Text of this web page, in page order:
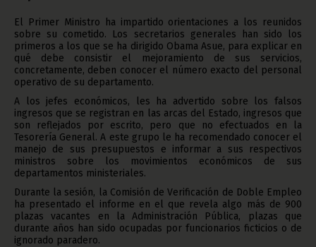
El Primer Ministro ha impartido orientaciones a los reunidos
sobre su cometido. Los secretarios generales han sido los
primeros a los que se ha dirigido Obama Asue, para explicar en
qué debe consistir el mejoramiento de sus servicios,
concretamente, deben conocer el número exacto del personal
operativo de su departamento.
A los jefes económicos, les ha advertido sobre los falsos
ingresos que se registran en las arcas del Estado, ingresos que
son reflejados por escrito, pero que no efectuados en la
Tesorería General. A este grupo le ha recomendado conocer el
manejo de sus presupuestos e informar a sus respectivos
ministros sobre los movimientos económicos de sus
departamentos ministeriales.
Durante la sesión, la Comisión de Verificación de Doble Empleo
ha presentado el informe en el que revela algo más de 900
plazas vacantes en la Administración Pública, plazas que
durante años han sido ocupadas por funcionarios ficticios o de
ignorado paradero.